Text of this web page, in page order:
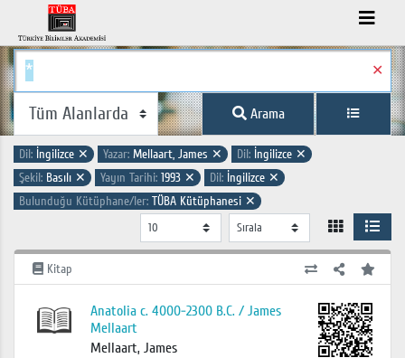
✕
Arama
Dil: İngilizce ✕ Yazar: Mellaart, James ✕ Dil: İngilizce ✕
Şekil: Basılı ✕ Yayın Tarihi: 1993 ✕ Dil: İngilizce ✕
Bulunduğu Kütüphane/ler: TÜBA Kütüphanesi ✕
Kitap
Anatolia c. 4000-2300 B.C. / James
Mellaart
Mellaart, James